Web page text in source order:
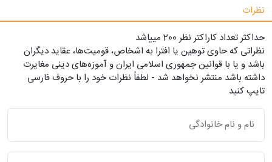
نظرات
حداکثر تعداد کاراکتر نظر 200 ميياشد
نظراتی که حاوی توهین یا افترا به اشخاص، قومیت‌ها، عقاید دیگران
باشد و یا با قوانین جمهوری اسلامی ایران و آموزه‌های دینی مغایرت
داشته باشد منتشر نخواهد شد - لطفاً نظرات خود را با حروف فارسی
تایپ کنید